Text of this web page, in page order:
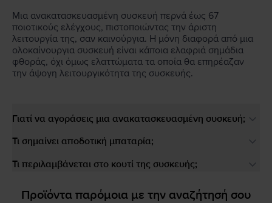
Μια ανακατασκευασμένη συσκευή περνά έως 67
ποιοτικούς ελέγχους, πιστοποιώντας την άριστη
λειτουργία της, σαν καινούργια. Η μόνη διαφορά από μια
ολοκαίνουργια συσκευή είναι κάποια ελαφριά σημάδια
φθοράς, όχι όμως ελαττώματα τα οποία θα επηρέαζαν
την άψογη λειτουργικότητα της συσκευής.
Γιατί να αγοράσεις μια ανακατασκευασμένη συσκευή;
Τι σημαίνει αποδοτική μπαταρία;
Τι περιλαμβάνεται στο κουτί της συσκευής;
Προϊόντα παρόμοια με την αναζήτησή σου